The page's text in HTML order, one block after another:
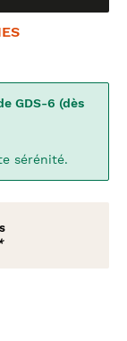
GDS-6 (dès
sérénité.